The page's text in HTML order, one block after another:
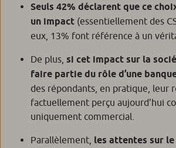
Seuls 42% déclarent que ce
un impact (essentiellement des
eux, 13% font référence à un
De plus, si cet impact sur la
faire partie du rôle d’une
des répondants, en pratique, leur
factuellement perçu aujourd’hui
uniquement commercial.
Parallèlement, les attentes sur